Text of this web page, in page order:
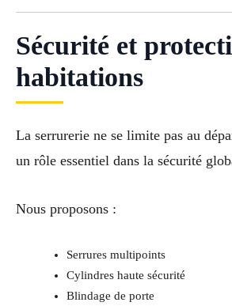
Sécurité et
habitations
La serrurerie ne se limite pas au
un rôle essentiel dans la sécurité
Nous proposons :
Serrures multipoints
Cylindres haute sécurité
Blindage de porte